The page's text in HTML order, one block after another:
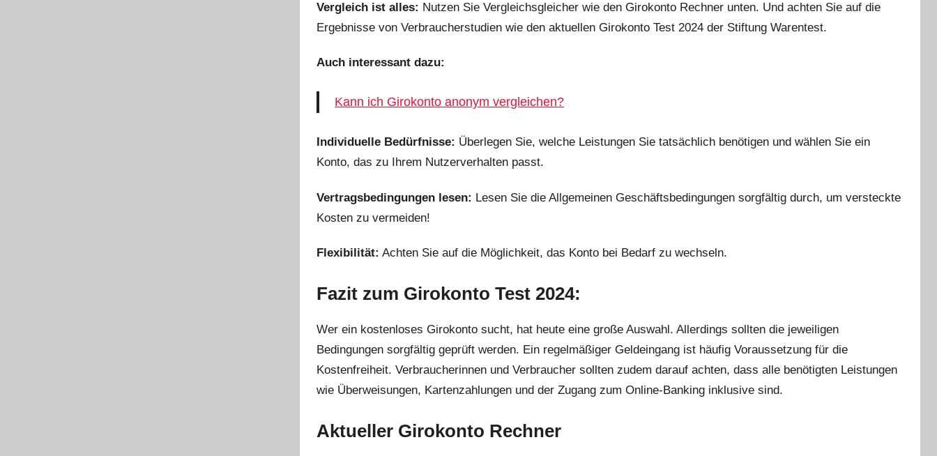
Vergleich ist alles: Nutzen Sie Vergleichsgleicher wie den Girokonto Rechner unten. Und achten Sie auf die
Ergebnisse von Verbraucherstudien wie den aktuellen Girokonto Test 2024 der Stiftung Warentest.
Auch interessant dazu:
Kann ich Girokonto anonym vergleichen?
Individuelle Bedürfnisse: Überlegen Sie, welche Leistungen Sie tatsächlich benötigen und wählen Sie ein
Konto, das zu Ihrem Nutzerverhalten passt.
Vertragsbedingungen lesen: Lesen Sie die Allgemeinen Geschäftsbedingungen sorgfältig durch, um versteckte
Kosten zu vermeiden!
Flexibilität: Achten Sie auf die Möglichkeit, das Konto bei Bedarf zu wechseln.
Fazit zum Girokonto Test 2024:
Wer ein kostenloses Girokonto sucht, hat heute eine große Auswahl. Allerdings sollten die jeweiligen
Bedingungen sorgfältig geprüft werden. Ein regelmäßiger Geldeingang ist häufig Voraussetzung für die
Kostenfreiheit. Verbraucherinnen und Verbraucher sollten zudem darauf achten, dass alle benötigten Leistungen
wie Überweisungen, Kartenzahlungen und der Zugang zum Online-Banking inklusive sind.
Aktueller Girokonto Rechner